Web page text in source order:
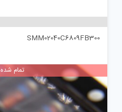
SMM02040C6809FB300
تمام شده